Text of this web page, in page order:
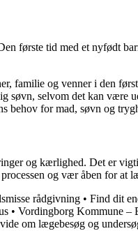
første tid med et nyfødt
familie og venner i den
søvn, selvom det kan være
behov for mad, søvn og
og kærlighed. Det er
og vær åben for at
rådgivning • Find dit
• Vordingborg Kommune –
om lægebesøg og